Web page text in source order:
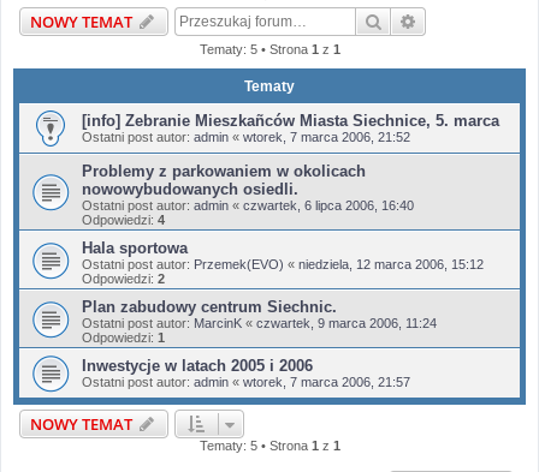
NOWY TEMAT Szukaj
Tematy: 5 • Strona 1 z 1
Tematy
[info] Zebranie Mieszkañców Miasta Siechnice, 5. marca
Ostatni post autor: admin « wtorek, 7 marca 2006, 21:52
Problemy z parkowaniem w okolicach
nowowybudowanych osiedli.
Ostatni post autor: admin « czwartek, 6 lipca 2006, 16:40
Odpowiedzi: 4
Hala sportowa
Ostatni post autor: Przemek(EVO) « niedziela, 12 marca 2006, 15:12
Odpowiedzi: 2
Plan zabudowy centrum Siechnic.
Ostatni post autor: MarcinK « czwartek, 9 marca 2006, 11:24
Odpowiedzi: 1
Inwestycje w latach 2005 i 2006
Ostatni post autor: admin « wtorek, 7 marca 2006, 21:57
NOWY TEMAT
Tematy: 5 • Strona 1 z 1